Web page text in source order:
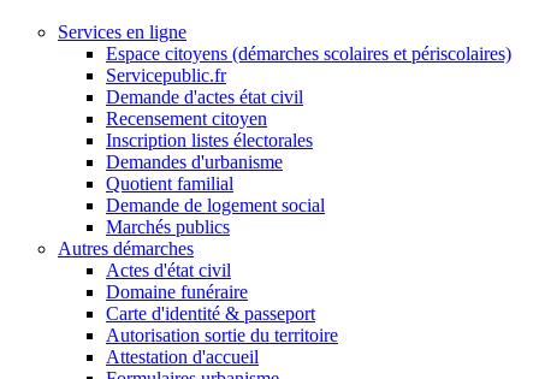
Services en ligne
Espace citoyens (démarches scolaires et périscolaires)
Servicepublic.fr
Demande d'actes état civil
Recensement citoyen
Inscription listes électorales
Demandes d'urbanisme
Quotient familial
Demande de logement social
Marchés publics
Autres démarches
Actes d'état civil
Domaine funéraire
Carte d'identité & passeport
Autorisation sortie du territoire
Attestation d'accueil